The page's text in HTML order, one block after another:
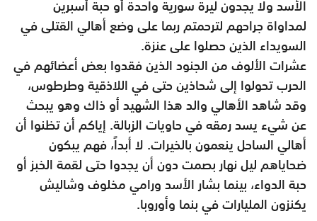
الأسد ولا يجدون ليرة سورية واحدة أو حبة أسبرين
لمداواة جراحهم لترحمتم ربما على وضع أهالي القتلى في
السويداء الذين حصلوا على عنزة.
عشرات الألوف من الجنود الذين فقدوا بعض أعضائهم في
الحرب تحولوا إلى شحاذين حتى في اللاذقية وطرطوس،
وقد شاهد الأهالي والد هذا الشهيد أو ذاك وهو يبحث
عن شيء يسد رمقه في حاويات الزبالة. إياكم أن تظنوا أن
أهالي الساحل ينعمون بالخيرات. لا أبداً، فهم يبكون
ضحاياهم ليل نهار بصمت دون أن يجدوا حتى لقمة الخبز أو
حبة الدواء، بينما بشار الأسد ورامي مخلوف وشاليش
يكنزون المليارات في بنما وأوروبا.